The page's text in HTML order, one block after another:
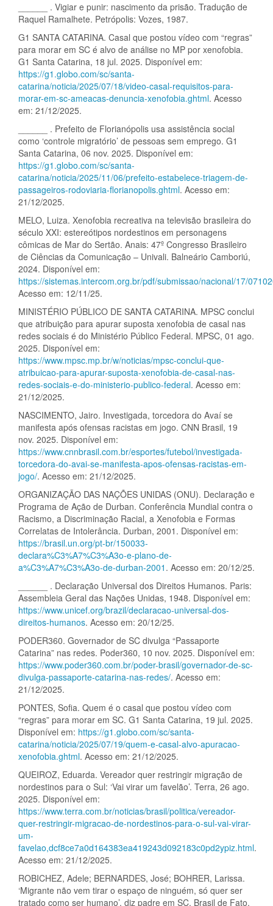
______ . Vigiar e punir: nascimento da prisão. Tradução de
Raquel Ramalhete. Petrópolis: Vozes, 1987.
G1 SANTA CATARINA. Casal que postou vídeo com “regras”
para morar em SC é alvo de análise no MP por xenofobia.
G1 Santa Catarina, 18 jul. 2025. Disponível em:
https://g1.globo.com/sc/santa-
catarina/noticia/2025/07/18/video-casal-requisitos-para-
morar-em-sc-ameacas-denuncia-xenofobia.ghtml. Acesso
em: 21/12/2025.
______ . Prefeito de Florianópolis usa assistência social
como ‘controle migratório’ de pessoas sem emprego. G1
Santa Catarina, 06 nov. 2025. Disponível em:
https://g1.globo.com/sc/santa-
catarina/noticia/2025/11/06/prefeito-estabelece-triagem-de-
passageiros-rodoviaria-florianopolis.ghtml. Acesso em:
21/12/2025.
MELO, Luiza. Xenofobia recreativa na televisão brasileira do
século XXI: estereótipos nordestinos em personagens
cômicas de Mar do Sertão. Anais: 47º Congresso Brasileiro
de Ciências da Comunicação – Univali. Balneário Camboriú,
2024. Disponível em:
https://sistemas.intercom.org.br/pdf/submissao/nacional/17/
Acesso em: 12/11/25.
MINISTÉRIO PÚBLICO DE SANTA CATARINA. MPSC conclui
que atribuição para apurar suposta xenofobia de casal nas
redes sociais é do Ministério Público Federal. MPSC, 01 ago.
2025. Disponível em:
https://www.mpsc.mp.br/w/noticias/mpsc-conclui-que-
atribuicao-para-apurar-suposta-xenofobia-de-casal-nas-
redes-sociais-e-do-ministerio-publico-federal. Acesso em:
21/12/2025.
NASCIMENTO, Jairo. Investigada, torcedora do Avaí se
manifesta após ofensas racistas em jogo. CNN Brasil, 19
nov. 2025. Disponível em:
https://www.cnnbrasil.com.br/esportes/futebol/investigada-
torcedora-do-avai-se-manifesta-apos-ofensas-racistas-em-
jogo/. Acesso em: 21/12/2025.
ORGANIZAÇÃO DAS NAÇÕES UNIDAS (ONU). Declaração e
Programa de Ação de Durban. Conferência Mundial contra o
Racismo, a Discriminação Racial, a Xenofobia e Formas
Correlatas de Intolerância. Durban, 2001. Disponível em:
https://brasil.un.org/pt-br/150033-
declara%C3%A7%C3%A3o-e-plano-de-
a%C3%A7%C3%A3o-de-durban-2001 . Acesso em: 20/12/25.
______ . Declaração Universal dos Direitos Humanos. Paris:
Assembleia Geral das Nações Unidas, 1948. Disponível em:
https://www.unicef.org/brazil/declaracao-universal-dos-
direitos-humanos. Acesso em: 20/12/25.
PODER360. Governador de SC divulga “Passaporte
Catarina” nas redes. Poder360, 10 nov. 2025. Disponível em:
https://www.poder360.com.br/poder-brasil/governador-de-sc-
divulga-passaporte-catarina-nas-redes/. Acesso em:
21/12/2025.
PONTES, Sofia. Quem é o casal que postou vídeo com
“regras” para morar em SC. G1 Santa Catarina, 19 jul. 2025.
Disponível em: https://g1.globo.com/sc/santa-
catarina/noticia/2025/07/19/quem-e-casal-alvo-apuracao-
xenofobia.ghtml. Acesso em: 21/12/2025.
QUEIROZ, Eduarda. Vereador quer restringir migração de
nordestinos para o Sul: ‘Vai virar um favelão’. Terra, 26 ago.
2025. Disponível em:
https://www.terra.com.br/noticias/brasil/politica/vereador-
quer-restringir-migracao-de-nordestinos-para-o-sul-vai-virar-
um-
favelao,dcf8ce7a0d164383ea419243d092183c0pd2ypiz.html.
Acesso em: 21/12/2025.
ROBICHEZ, Adele; BERNARDES, José; BOHRER, Larissa.
‘Migrante não vem tirar o espaço de ninguém, só quer ser
tratado como ser humano’, diz padre em SC. Brasil de Fato,